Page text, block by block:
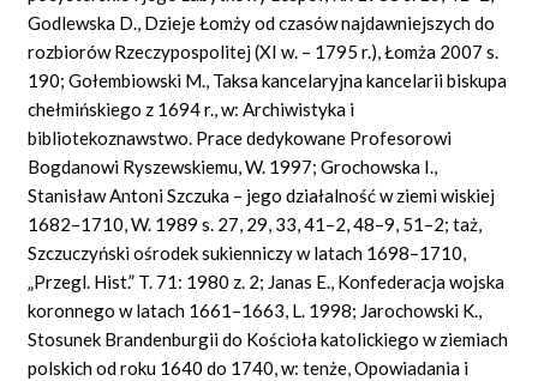
Godlewska D., Dzieje Łomży od czasów najdawniejszych do
rozbiorów Rzeczypospolitej (XI w. – 1795 r.), Łomża 2007 s.
190; Gołembiowski M., Taksa kancelaryjna kancelarii biskupa
chełmińskiego z 1694 r., w: Archiwistyka i
bibliotekoznawstwo. Prace dedykowane Profesorowi
Bogdanowi Ryszewskiemu, W. 1997; Grochowska I.,
Stanisław Antoni Szczuka – jego działalność w ziemi wiskiej
1682–1710, W. 1989 s. 27, 29, 33, 41–2, 48–9, 51–2; taż,
Szczuczyński ośrodek sukienniczy w latach 1698–1710,
„Przegl. Hist.” T. 71: 1980 z. 2; Janas E., Konfederacja wojska
koronnego w latach 1661–1663, L. 1998; Jarochowski K.,
Stosunek Brandenburgii do Kościoła katolickiego w ziemiach
polskich od roku 1640 do 1740, w: tenże, Opowiadania i